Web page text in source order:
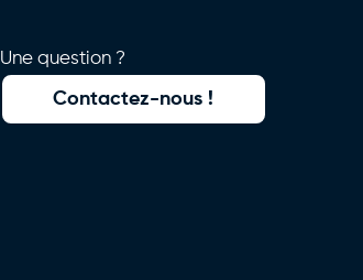
Une question ?
Contactez-nous !